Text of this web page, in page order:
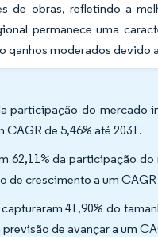
de obras, refletindo a
permanece uma
moderados devido
participação do mercado
de 5,46% até 2031.
62,11% da participação
crescimento a um CAGR
41,90% do
de avançar a um